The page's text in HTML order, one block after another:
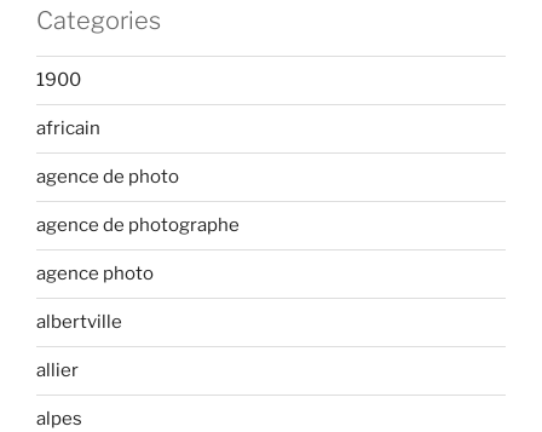
Categories
1900
africain
agence de photo
agence de photographe
agence photo
albertville
allier
alpes